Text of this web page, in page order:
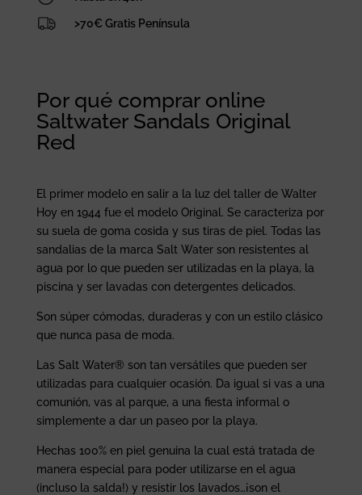
>70€ Gratis Península
Por qué comprar online
Saltwater Sandals Original
Red
El primer modelo en salir a la luz del taller de Walter
Hoy en 1944 fue el modelo Original. Se caracteriza por
su suela de goma cosida y sus tiras de piel. Todas las
sandalias de la marca Salt Water son resistentes al
agua por lo que pueden ser utilizadas en la playa, la
piscina y ser lavadas con detergentes delicados.
Son súper cómodas, duraderas y con un estilo clásico
que nunca pasa de moda.
Las Salt Water® son tan versátiles que pueden ser
utilizadas para cualquier ocasión. Da igual si vas a una
comunión, vas al parque, a una fiesta informal o
simplemente a dar un paseo por la playa.
Hechas 100% en piel genuina la cual está tratada de
manera especial para poder utilizarse en el agua
(incluso la salda!) y resistir los lavados…¡son el